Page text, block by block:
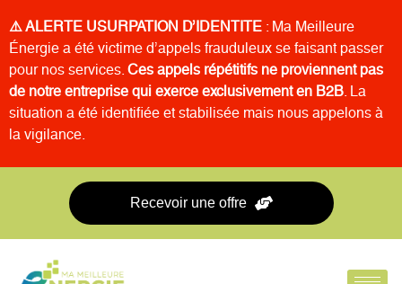
⚠️ ALERTE USURPATION D’IDENTITE : Ma Meilleure
Énergie a été victime d’appels frauduleux se faisant passer
pour nos services. Ces appels répétitifs ne proviennent pas
de notre entreprise qui exerce exclusivement en B2B. La
situation a été identifiée et stabilisée mais nous appelons à
la vigilance.
Recevoir une offre